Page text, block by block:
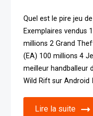
Quel est le pire jeu
Exemplaires vendus
millions 2 Grand
(EA) 100 millions 4
meilleur handballeur
Wild Rift sur Android
Lire la suite